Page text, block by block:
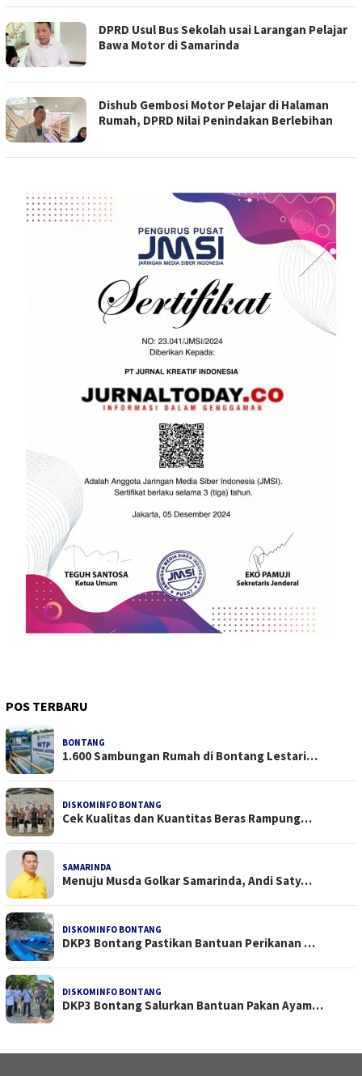
DPRD Usul Bus Sekolah usai Larangan Pelajar
Bawa Motor di Samarinda
Dishub Gembosi Motor Pelajar di Halaman
Rumah, DPRD Nilai Penindakan Berlebihan
POS TERBARU
BONTANG
1.600 Sambungan Rumah di Bontang Lestari…
DISKOMINFO BONTANG
Cek Kualitas dan Kuantitas Beras Rampung…
SAMARINDA
Menuju Musda Golkar Samarinda, Andi Saty…
DISKOMINFO BONTANG
DKP3 Bontang Pastikan Bantuan Perikanan …
DISKOMINFO BONTANG
DKP3 Bontang Salurkan Bantuan Pakan Ayam…